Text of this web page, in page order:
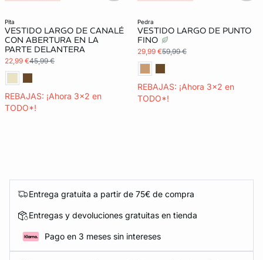
pita
VESTIDO LARGO DE CANALÉ
CON ABERTURA EN LA
PARTE DELANTERA
22,99 €45,99 €
REBAJAS: ¡Ahora 3x2 en
TODO*!
pedra
VESTIDO LARGO DE PUNTO
FINO
29,99 €59,99 €
REBAJAS: ¡Ahora 3x2 en
TODO*!
Entrega gratuita a partir de 75€ de compra
Entregas y devoluciones gratuitas en tienda
Pago en 3 meses sin intereses